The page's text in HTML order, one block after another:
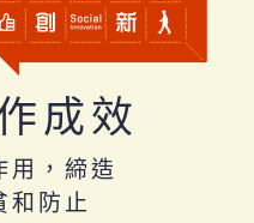
成效
用，締造
和防止